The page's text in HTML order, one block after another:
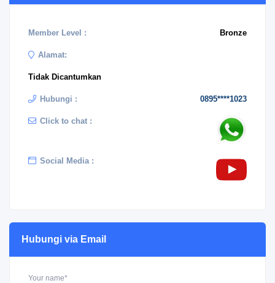
Member Level : Bronze
Alamat:
Tidak Dicantumkan
Hubungi : 0895****1023
Click to chat :
Social Media :
Hubungi via Email
Your name*